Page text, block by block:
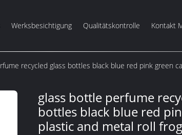
Werksbesichtigung Qualitätskontrolle Kontakt
recycled glass bottles black blue red pink green
glass bottle perfume
bottles black blue red
plastic and metal roll frog